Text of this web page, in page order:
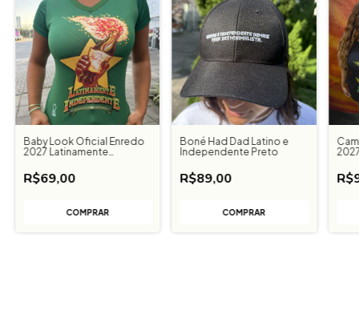
Baby Look Oficial Enredo
2027 Latinamente
R$69,00
COMPRAR
Boné Had Dad Latino e
Independente Preto
R$89,00